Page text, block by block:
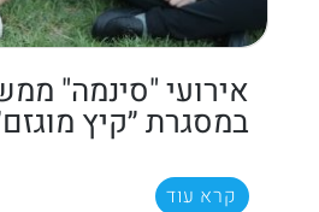
אירועי "סינמה"
במסגרת ״קיץ
קרא עוד